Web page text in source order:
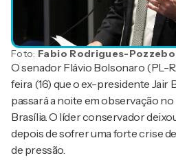
Foto: Fabio Rodrigues-
O senador Flávio Bolsonaro (PL-
feira (16) que o ex-presidente Jair
passará a noite em observação
Brasília. O líder conservador
depois de sofrer uma forte crise
de pressão.